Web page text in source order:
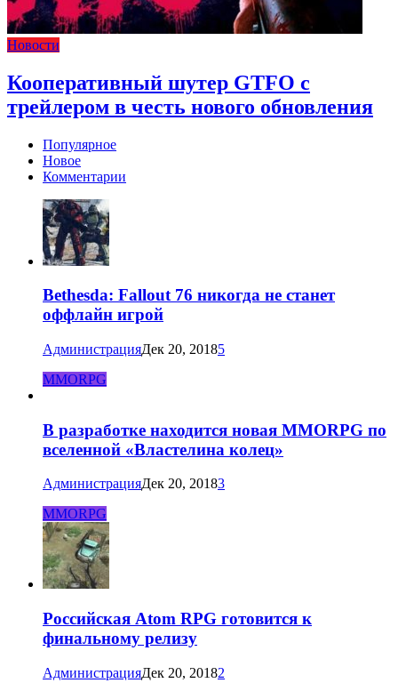
Новости
Кооперативный шутер GTFO с
трейлером в честь нового обновления
Популярное
Новое
Комментарии
Bethesda: Fallout 76 никогда не станет
оффлайн игрой
АдминистрацияДек 20, 20185
MMORPG
В разработке находится новая MMORPG по
вселенной «Властелина колец»
АдминистрацияДек 20, 20183
MMORPG
Российская Atom RPG готовится к
финальному релизу
АдминистрацияДек 20, 20182